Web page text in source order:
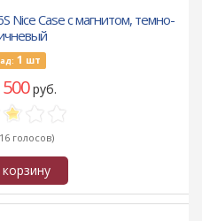
Nice Case с магнитом, темно-
1 шт
500руб.
голосов)